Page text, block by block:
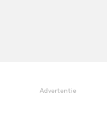
Advertentie